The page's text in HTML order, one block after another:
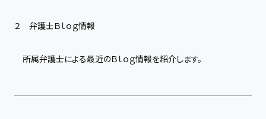
２ 弁護士Ｂｌｏｇ情報
所属弁護士による最近のＢｌｏｇ情報を紹介します。